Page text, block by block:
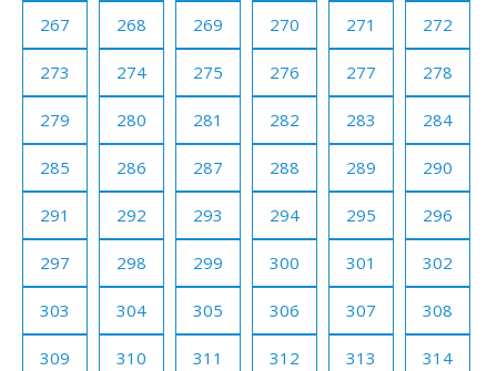
267 268 269 270 271 272
273 274 275 276 277 278
279 280 281 282 283 284
285 286 287 288 289 290
291 292 293 294 295 296
297 298 299 300 301 302
303 304 305 306 307 308
309 310 311 312 313 314